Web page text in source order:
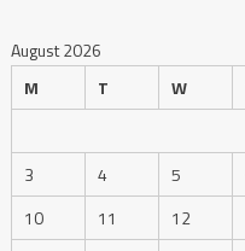
August 2026
M
T W
3
4 5
10
11 12